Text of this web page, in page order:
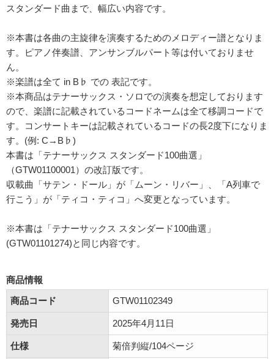
スタンダード曲まで、幅広い内容です。
※本書は各曲の主旋律を演奏するためのメロディー譜となりま
す。ピアノ伴奏譜、アンサンブルパート等は付いておりませ
ん。
※楽譜は全て in B♭ での 表記です。
※本商品はテナーサックス・ソロでの演奏を想定しております
ので、楽譜に記載されているコードネームは全て移調コードで
す。コンサートキーは記載されているコードの長2度下になりま
す。(例: C→B♭)
本書は「テナーサックス スタンダード100曲選」
（GTW01100001）の改訂版です。
収載曲「サテン・ドール」が「ムーン・リバー」、「A列車で
行こう」が「ティコ・ティコ」へ変更となっています。
※本書は「テナーサックス スタンダード100曲選」
(GTW01101274)と同じ内容です。
商品情報
商品コード
GTW01102349
発売日 2025年4月11日
仕様 菊倍判縦/104ページ